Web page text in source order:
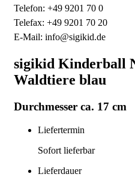
Telefon: +49 9201 70 0
Telefax: +49 9201 70 20
E-Mail: info@sigikid.de
sigikid Kinderball
Waldtiere blau
Durchmesser ca. 17 cm
Liefertermin
Sofort lieferbar
Lieferdauer